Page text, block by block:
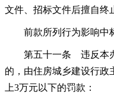
文件、招标文件后擅自终
前款所列行为影响中标
第五十一条 违反本办
的，由住房城乡建设行政
上3万元以下的罚款：